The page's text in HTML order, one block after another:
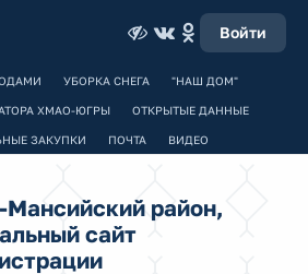
Войти
УБОРКА СНЕГА "НАШ ДОМ"
ХМАО-ЮГРЫ ОТКРЫТЫЕ ДАННЫЕ
ЗАКУПКИ ПОЧТА ВИДЕО
район,
сайт